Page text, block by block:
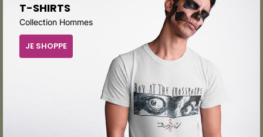
T-SHIRTS
Collection Hommes
JE SHOPPE